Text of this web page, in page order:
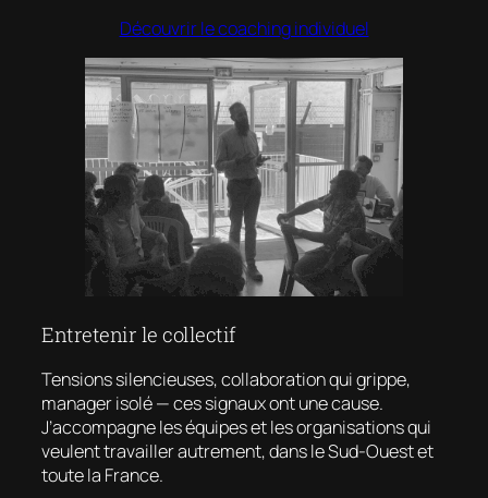
Découvrir le coaching individuel
Entretenir le collectif
Tensions silencieuses, collaboration qui grippe,
manager isolé — ces signaux ont une cause.
J’accompagne les équipes et les organisations qui
veulent travailler autrement, dans le Sud-Ouest et
toute la France.